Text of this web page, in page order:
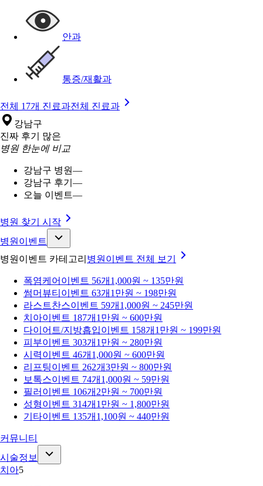
안과
통증/재활과
전체 17개 진료과전체 진료과
강남구
진짜 후기 많은
병원 한눈에 비교
강남구 병원—
강남구 후기 —
오늘 이벤트—
병원 찾기 시작
병원이벤트
병원이벤트 카테고리 병원이벤트 전체 보기
폭염케어 이벤트 56개 1,000원 ~ 135만원
썸머뷰티 이벤트 63개 1만원 ~ 198만원
라스트찬스이벤트 59개 1,000원 ~ 245만원
치아이벤트 187개 1만원 ~ 600만원
다이어트/지방흡입이벤트 158개 1만원 ~ 199만원
피부이벤트 303개 1만원 ~ 280만원
시력이벤트 46개 1,000원 ~ 600만원
리프팅이벤트 262개3만원 ~ 800만원
보톡스이벤트 74개 1,000원 ~ 59만원
필러 이벤트 106개 2만원 ~ 700만원
성형이벤트 314개 1만원 ~ 1,800만원
기타이벤트 135개 1,100원 ~ 440만원
커뮤니티
시술정보
치아5